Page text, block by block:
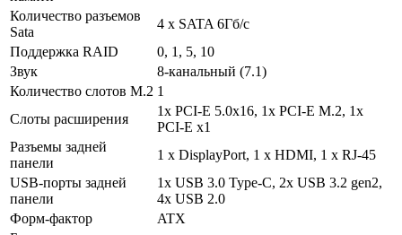
Количество разъемов
Sata
4 х SATA 6Гб/с
Поддержка RAID
0, 1, 5, 10
Звук
8-канальный (7.1)
Количество слотов M.2 1
Слоты расширения
1x PCI-E 5.0x16, 1x PCI-E M.2, 1x
PCI-E x1
Разъемы задней
панели
1 х DisplayPort, 1 х HDMI, 1 х RJ-45
USB-порты задней
панели
1x USB 3.0 Type-C, 2x USB 3.2 gen2,
4x USB 2.0
Форм-фактор
ATX